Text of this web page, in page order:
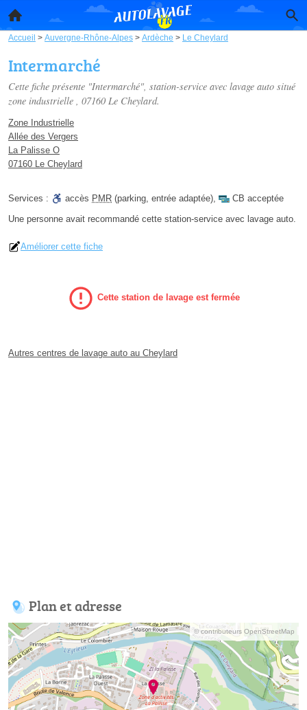
Accueil > Auvergne-Rhône-Alpes > Ardèche > Le Cheylard
Intermarché
Cette fiche présente "Intermarché", station-service avec lavage auto situé
zone industrielle , 07160 Le Cheylard.
Zone Industrielle
Allée des Vergers
La Palisse O
07160 Le Cheylard
Services : accès PMR (parking, entrée adaptée),
CB acceptée
Une personne avait recommandé cette station-service avec lavage auto.
Améliorer cette fiche
Cette station de lavage est fermée
Autres centres de lavage auto au Cheylard
Plan et adresse
© contributeurs OpenStreetMap